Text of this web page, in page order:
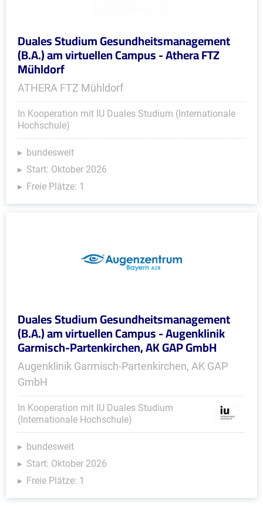
Duales Studium Gesundheitsmanagement
(B.A.) am virtuellen Campus - Athera FTZ
Mühldorf
ATHERA FTZ Mühldorf
In Kooperation mit IU Duales Studium (Internationale
Hochschule)
bundesweit
Start: Oktober 2026
Freie Plätze: 1
Duales Studium Gesundheitsmanagement
(B.A.) am virtuellen Campus - Augenklinik
Garmisch-Partenkirchen, AK GAP GmbH
Augenklinik Garmisch-Partenkirchen, AK GAP
GmbH
In Kooperation mit IU Duales Studium
(Internationale Hochschule)
bundesweit
Start: Oktober 2026
Freie Plätze: 1